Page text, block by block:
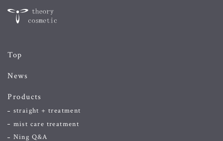
Top
News
Products
straight + treatment
mist care treatment
Ning Q&A